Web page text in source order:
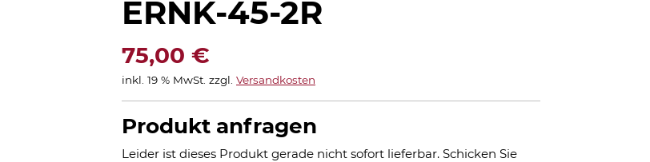
ERNK-45-2R
75,00 €
inkl. 19 % MwSt. zzgl. Versandkosten
Produkt anfragen
Leider ist dieses Produkt gerade nicht sofort lieferbar. Schicken Sie